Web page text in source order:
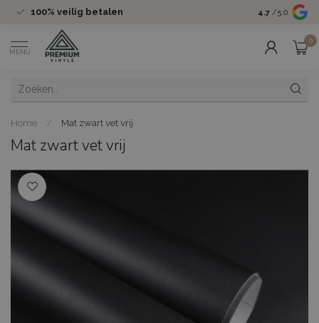
100% veilig betalen Groot
4.7 /5.0
MENU
0
Home / Mat zwart vet vrij
Mat zwart vet vrij